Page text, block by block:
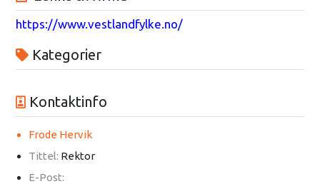
https://www.vestlandfylke.no/
Kategorier
Kontaktinfo
Frode Hervik
Tittel: Rektor
E-Post: